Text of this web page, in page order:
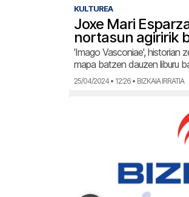
KULTUREA
Joxe Mari
nortasun agiririk
'Imago Vasconiae', historian
mapa batzen dauzen liburu
25/04/2024 • 12:26 • BIZKAIA IRRATIA